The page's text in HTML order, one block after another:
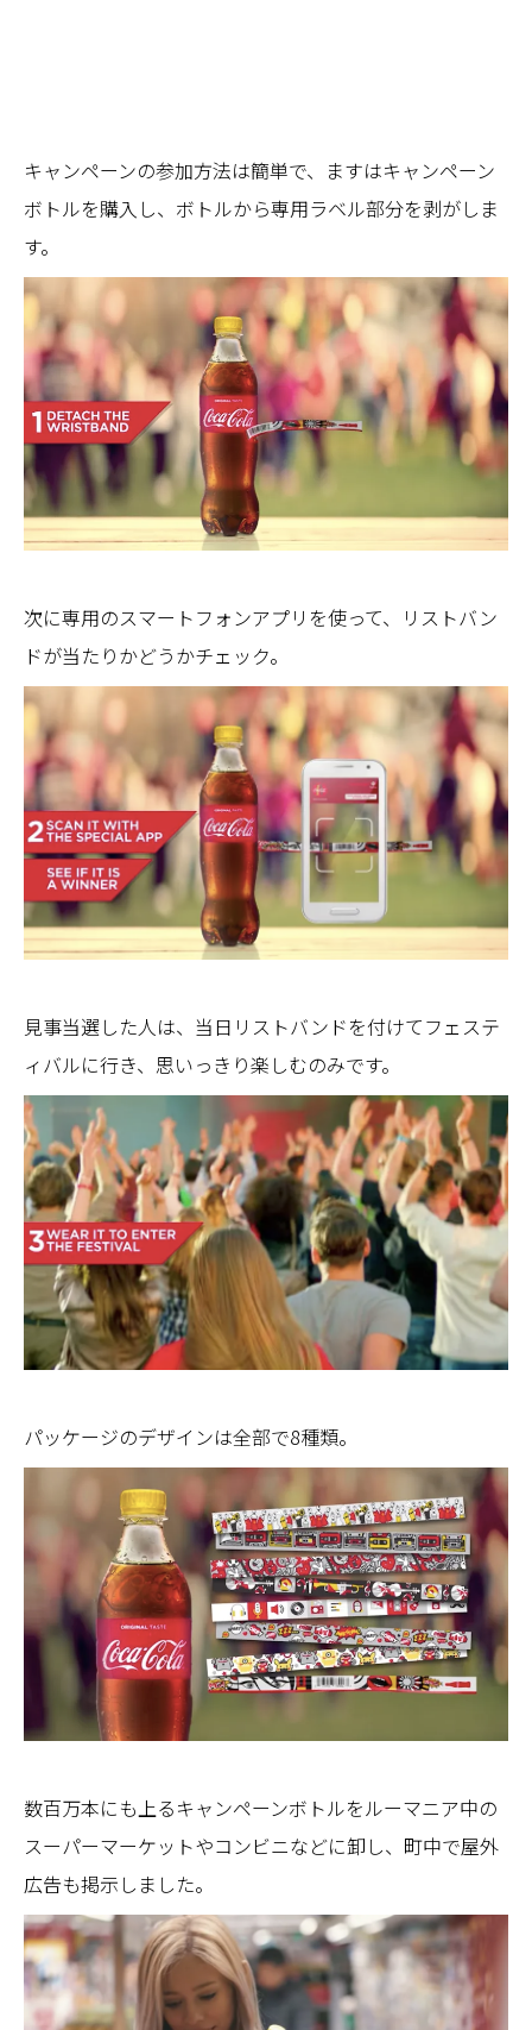
キャンペーンの参加方法は簡単で、ますはキャンペーン
ボトルを購入し、ボトルから専用ラベル部分を剥がしま
す。
次に専用のスマートフォンアプリを使って、リストバン
ドが当たりかどうかチェック。
見事当選した人は、当日リストバンドを付けてフェステ
ィバルに行き、思いっきり楽しむのみです。
パッケージのデザインは全部で8種類。
数百万本にも上るキャンペーンボトルをルーマニア中の
スーパーマーケットやコンビニなどに卸し、町中で屋外
広告も掲示しました。